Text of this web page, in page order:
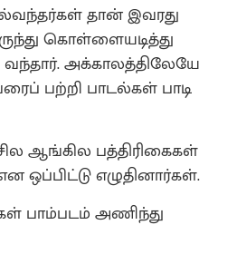
தான் இவரது
கொள்ளையடித்து
அக்காலத்திலேயே
பற்றி பாடல்கள் பாடி
ஆங்கில பத்திரிகைகள்
ஒப்பிட்டு எழுதினார்கள்.
பாம்படம் அணிந்து